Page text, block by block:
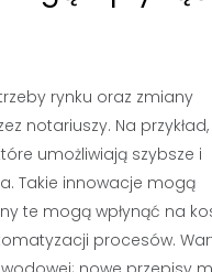
rynku oraz zmiany
notariuszy. Na
umożliwiają szybsze i
Takie innowacje mogą
te mogą wpłynąć na
procesów.